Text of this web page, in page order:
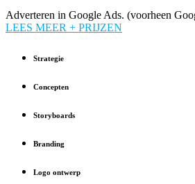
Adverteren in Google Ads. (voorheen
LEES MEER + PRIJZEN
Strategie
Concepten
Storyboards
Branding
Logo ontwerp